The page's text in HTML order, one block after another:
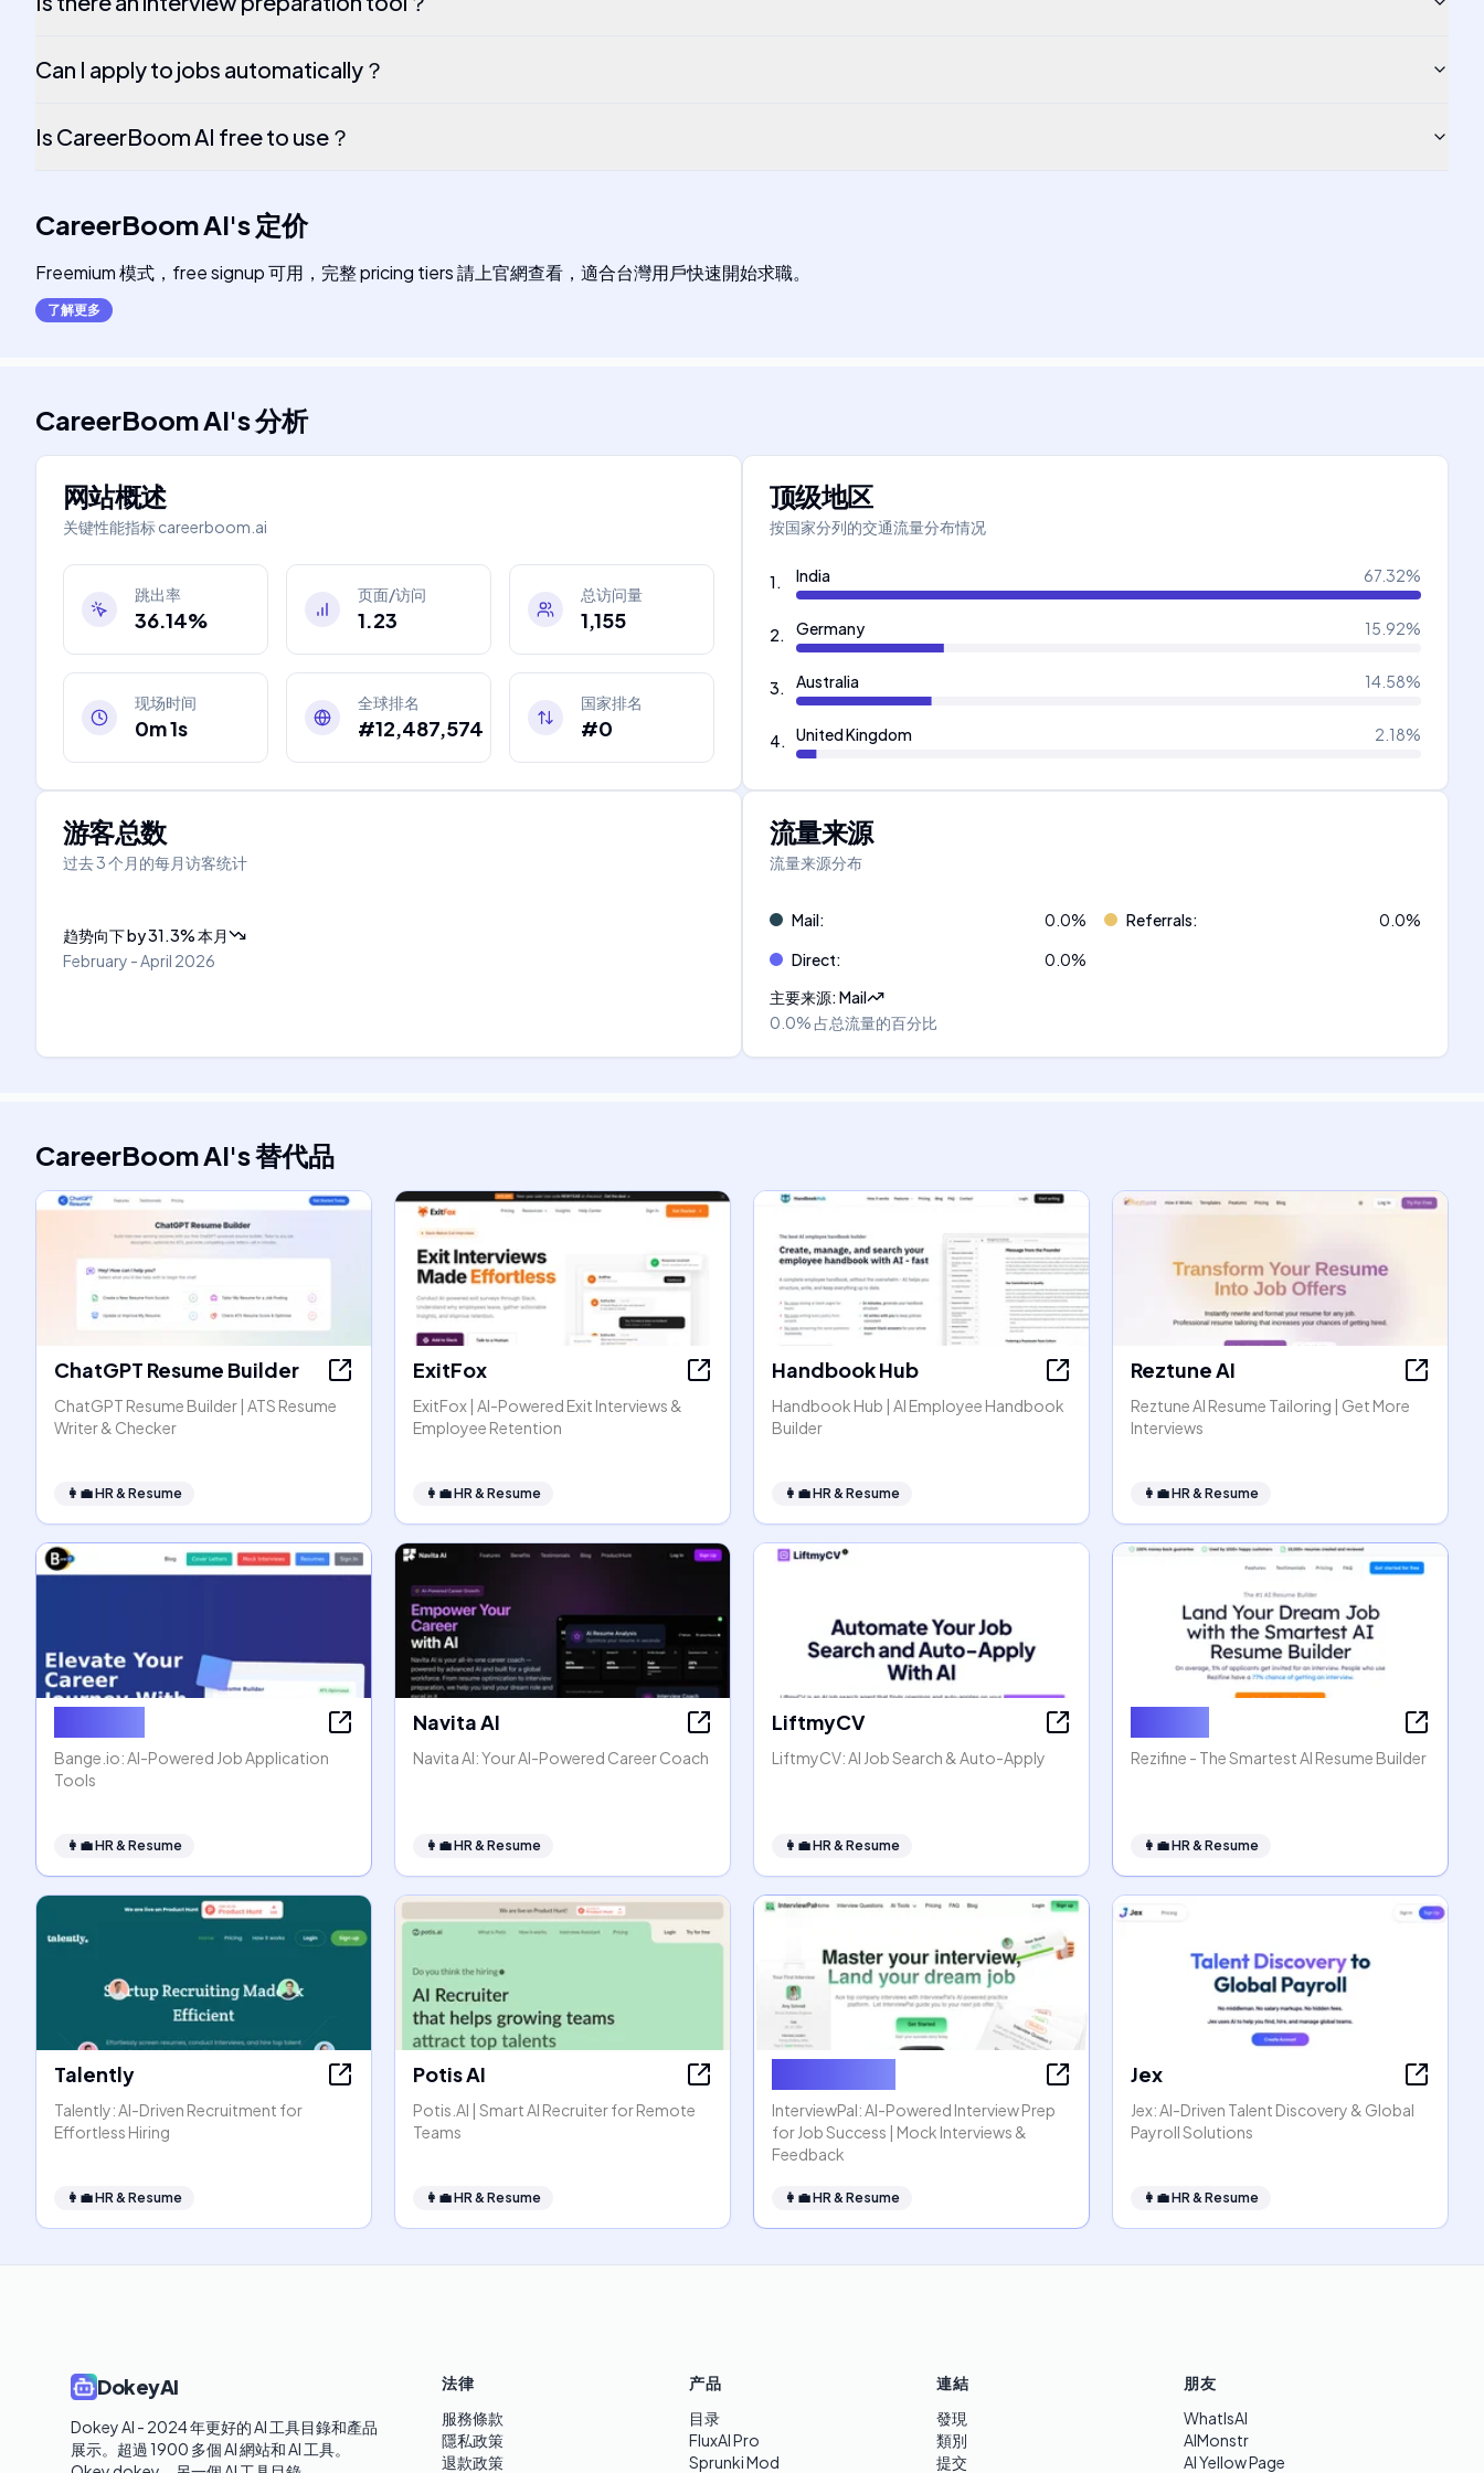
Can I apply to jobs automatically？
Is CareerBoom AI free to use？
CareerBoom AI's 定价
Freemium 模式，free signup 可用，完整 pricing tiers 請上官網查看，適合台灣用戶快速開始求職。
了解更多
CareerBoom AI's分析
网站概述
关键性能指标careerboom.ai
跳出率
36.14%
页面/访问
1.23
总访问量
1,155
现场时间
0m 1s
全球排名
#12,487,574
国家排名
#0
顶级地区
按国家分列的交通流量分布情况
1. India 67.32%
2. Germany 15.92%
3. Australia 14.58%
4. United Kingdom 2.18%
游客总数
过去 3 个月的每月访客统计
趋势向下by31.3%本月
February - April 2026
流量来源
流量来源分布
Mail: 0.0% Referrals: 0.0%
Direct: 0.0%
主要来源:Mail
0.0%占总流量的百分比
CareerBoom AI's替代品
ChatGPT Resume Builder
ChatGPT Resume Builder | ATS Resume
Writer & Checker
👩‍💼HR & Resume
ExitFox
ExitFox | AI-Powered Exit Interviews &
Employee Retention
👩‍💼HR & Resume
Handbook Hub
Handbook Hub | AI Employee Handbook
Builder
👩‍💼HR & Resume
Reztune AI
Reztune AI Resume Tailoring | Get More
Interviews
👩‍💼HR & Resume
Bange.io: AI-Powered Job Application
Tools
👩‍💼HR & Resume
Navita AI
Navita AI: Your AI-Powered Career Coach
👩‍💼HR & Resume
LiftmyCV
LiftmyCV: AI Job Search & Auto-Apply
👩‍💼HR & Resume
Rezifine - The Smartest AI Resume Builder
👩‍💼HR & Resume
Talently
Talently: AI-Driven Recruitment for
Effortless Hiring
👩‍💼HR & Resume
Potis AI
Potis.AI | Smart AI Recruiter for Remote
Teams
👩‍💼HR & Resume
InterviewPal: AI-Powered Interview Prep
for Job Success | Mock Interviews &
Feedback
👩‍💼HR & Resume
Jex
Jex: AI-Driven Talent Discovery & Global
Payroll Solutions
👩‍💼HR & Resume
DokeyAI
Dokey AI - 2024 年更好的 AI 工具目錄和產品
展示。超過 1900 多個 AI 網站和 AI 工具。
法律
服務條款
隱私政策
退款政策
产品
目录
FluxAI Pro
Sprunki Mod
連結
發現
類別
提交
朋友
WhatIsAI
AIMonstr
AI Yellow Page